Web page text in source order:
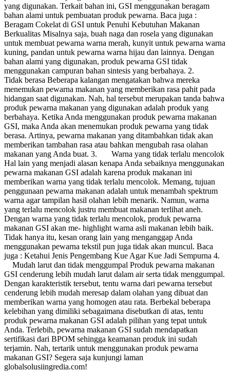
yang digunakan. Terkait bahan ini, GSI menggunakan beragam
bahan alami untuk pembuatan produk pewarna. Baca juga :
Beragam Cokelat di GSI untuk Penuhi Kebutuhan Makanan
Berkualitas Misalnya saja, buah naga dan rosela yang digunakan
untuk membuat pewarna warna merah, kunyit untuk pewarna warna
kuning, pandan untuk pewarna warna hijau dan lainnya. Dengan
bahan alami yang digunakan, produk pewarna GSI tidak
menggunakan campuran bahan sintesis yang berbahaya. 2.
Tidak berasa Beberapa kalangan mengatakan bahwa mereka
menemukan pewarna makanan yang memberikan rasa pahit pada
hidangan saat digunakan. Nah, hal tersebut merupakan tanda bahwa
produk pewarna makanan yang digunakan adalah produk yang
berbahaya. Ketika Anda menggunakan produk pewarna makanan
GSI, maka Anda akan menemukan produk pewarna yang tidak
berasa. Artinya, pewarna makanan yang ditambahkan tidak akan
memberikan tambahan rasa atau bahkan mengubah rasa olahan
makanan yang Anda buat. 3. Warna yang tidak terlalu mencolok
Hal lain yang menjadi alasan kenapa Anda sebaiknya menggunakan
pewarna makanan GSI adalah karena produk makanan ini
memberikan warna yang tidak terlalu mencolok. Memang, tujuan
penggunaan pewarna makanan adalah untuk menambah spektrum
warna agar tampilan hasil olahan lebih menarik. Namun, warna
yang terlalu mencolok justru membuat makanan terlihat aneh.
Dengan warna yang tidak terlalu mencolok, produk pewarna
makanan GSI akan me- highlight warna asli makanan lebih baik.
Tidak hanya itu, kesan orang lain yang menganggap Anda
menggunakan pewarna tekstil pun juga tidak akan muncul. Baca
juga : Ketahui Jenis Pengembang Kue Agar Kue Jadi Sempurna 4.
Mudah larut dan tidak menggumpal Produk pewarna makanan
GSI cenderung lebih mudah larut dalam air serta tidak menggumpal.
Dengan karakteristik tersebut, tentu warna dari pewarna tersebut
cenderung lebih mudah meresap dalam olahan yang dibuat dan
memberikan warna yang homogen atau rata. Berbekal beberapa
kelebihan yang dimiliki sebagaimana disebutkan di atas, tentu
produk pewarna makanan GSI adalah pilihan yang tepat untuk
Anda. Terlebih, pewarna makanan GSI sudah mendapatkan
sertifikasi dari BPOM sehingga keamanan produk ini sudah
terjamin. Nah, tertarik untuk menggunakan produk pewarna
makanan GSI? Segera saja kunjungi laman
globalsolusiingredia.com!